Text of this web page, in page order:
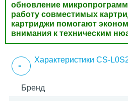
обновление
работу совместимых
картриджи помогают
внимания к техническим
Характеристики CS-
Бренд